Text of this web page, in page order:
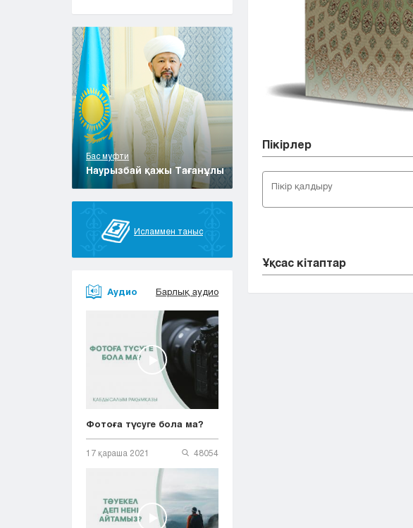
Бас муфти
Наурызбай қажы Тағанұлы
Исламмен таныс
Аудио Барлық аудио
Фотоға түсуге бола ма?
17 қараша 2021 48054
Пікірлер
Ұқсас кітаптар